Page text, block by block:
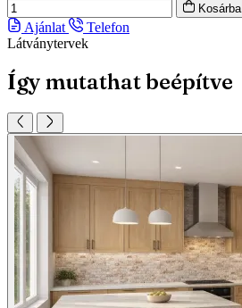
Kosárba
Ajánlat
Telefon
Látványtervek
Így mutathat beépítve